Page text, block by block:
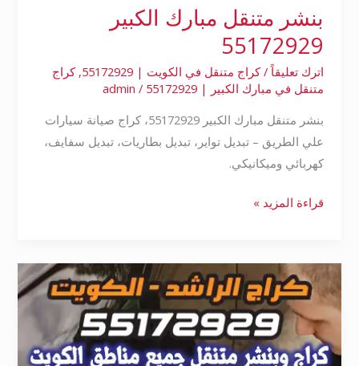
بنشر متنقل مبارك الكبير
55172929
اترك تعليقاً /كراج متنقل في الكويت | 55172929 ,كراج
متنقل في مبارك الكبير | 55172929
/
admin
بنشر متنقل مبارك الكبير 55172929، كراج صيانة سيارات
علي الطريق – تبديل تواير، تبديل بطاريات، تبديل سفايف،
كهربائي وميكانيكي.
قراءة المزيد »
بنشر
متنقل
الجهراء
55172929